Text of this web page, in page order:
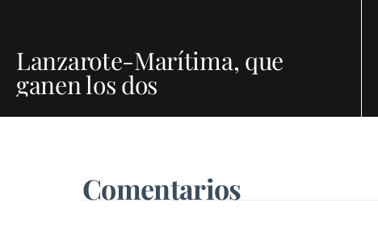
Lanzarote-Marítima, que
ganen los dos
Comentarios